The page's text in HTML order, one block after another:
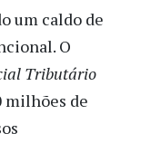
um caldo de
O
Tributário
milhões de